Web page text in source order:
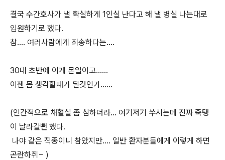
결국 수간호사가 낼 확실하게 1인실 난다고 해 낼 병실 나는대로
입원하기로 했다.
참.... 여러사람에게 죄송하다는....
30대 초반에 이게 몬일이고......
이젠 몸 생각할때가 된것인가......
(인간적으로 채혈실 좀 심하더라... 여기저기 쑤시는데 진짜 죽탱
이 날라갈뻔 했다.
나야 같은 직종이니 참았지만.... 일반 환자분들에게 이렇게 하면
곤란하쥐~ )